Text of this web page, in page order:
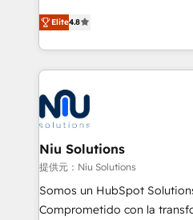
implementaciones de
optimización de procesos
más de 6 años de
implementaciones
ERPs, e-commerce,
WhatsApp y sistemas
multicultural trabaja en
uniendo visión estratégica y
generar resultados medibles. Apoyamos a empresas
de construcción, educación,
commerce, salud,
Elite4.8
Niu Solutions
提供元：Niu Solutions
Somos un HubSpot
Comprometido con la